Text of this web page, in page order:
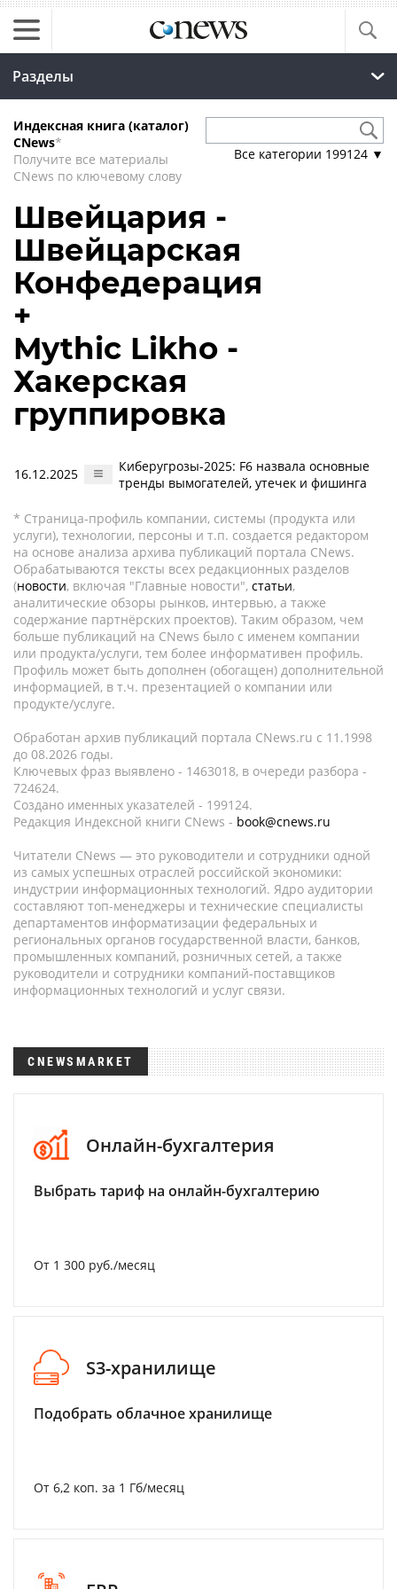
Разделы
Индексная книга (каталог)
CNews*
Получите все материалы
CNews по ключевому слову
Все категории 199124 ▼
Швейцария -
Швейцарская
Конфедерация
+
Mythic Likho -
Хакерская
группировка
16.12.2025
Киберугрозы-2025: F6 назвала основные
тренды вымогателей, утечек и фишинга
* Страница-профиль компании, системы (продукта или
услуги), технологии, персоны и т.п. создается редактором
на основе анализа архива публикаций портала CNews.
Обрабатываются тексты всех редакционных разделов
(новости, включая "Главные новости", статьи,
аналитические обзоры рынков, интервью, а также
содержание партнёрских проектов). Таким образом, чем
больше публикаций на CNews было с именем компании
или продукта/услуги, тем более информативен профиль.
Профиль может быть дополнен (обогащен) дополнительной
информацией, в т.ч. презентацией о компании или
продукте/услуге.
Обработан архив публикаций портала CNews.ru c 11.1998
до 08.2026 годы.
Ключевых фраз выявлено - 1463018, в очереди разбора -
724624.
Создано именных указателей - 199124.
Редакция Индексной книги CNews - book@cnews.ru
Читатели CNews — это руководители и сотрудники одной
из самых успешных отраслей российской экономики:
индустрии информационных технологий. Ядро аудитории
составляют топ-менеджеры и технические специалисты
департаментов информатизации федеральных и
региональных органов государственной власти, банков,
промышленных компаний, розничных сетей, а также
руководители и сотрудники компаний-поставщиков
информационных технологий и услуг связи.
CNEWSMARKET
Онлайн-бухгалтерия
Выбрать тариф на онлайн-бухгалтерию
От 1 300 руб./месяц
S3-хранилище
Подобрать облачное хранилище
От 6,2 коп. за 1 Гб/месяц